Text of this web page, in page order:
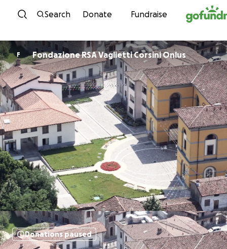
Skip to content
Search Donate Fundraise
F Fondazione RSA Vaglietti Corsini Onlus
Donations paused